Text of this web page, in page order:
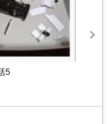
5